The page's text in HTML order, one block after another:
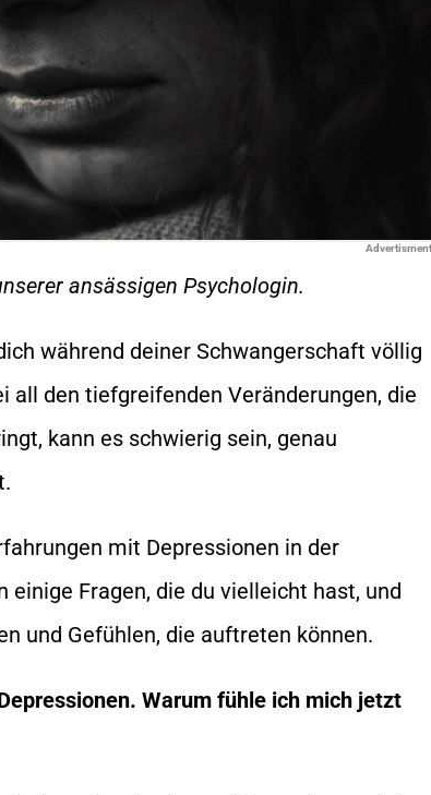
Advertisment
ansässigen Psychologin.
während deiner Schwangerschaft völlig
all den tiefgreifenden Veränderungen, die
kann es schwierig sein, genau
mit Depressionen in der
Fragen, die du vielleicht hast, und
und Gefühlen, die auftreten können.
Warum fühle ich mich jetzt